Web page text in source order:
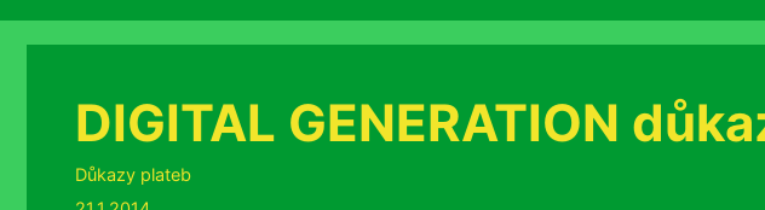
DIGITAL GENERATION
Rubriky
Důkazy plateb